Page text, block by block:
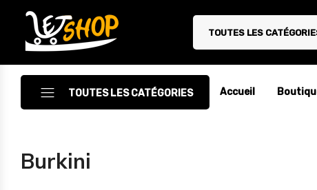
Letshop.dz
TOUTES LES
TOUTES LES CATÉGORIES
Accessoires
Accueil
Burkini